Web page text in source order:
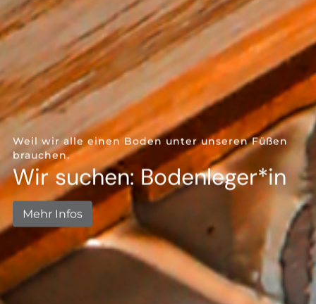
Weil wir alle einen Boden unter unseren Füßen
brauchen.
Wir suchen: Bodenleger*in
Mehr Infos